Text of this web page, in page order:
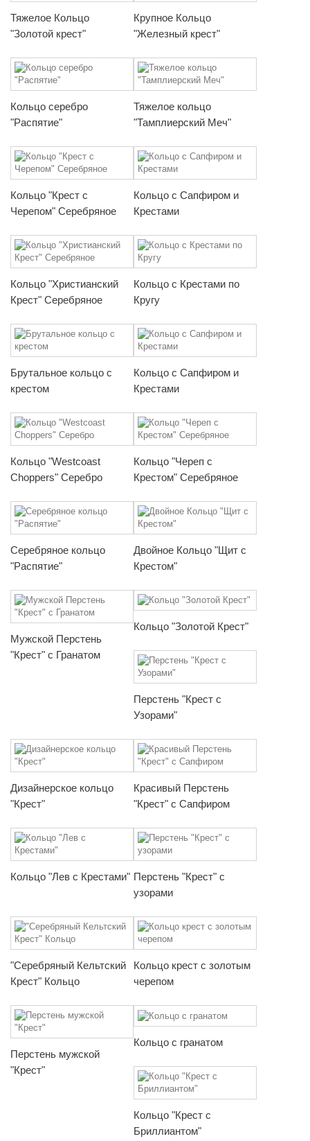
Тяжелое Кольцо
"Золотой крест"
Крупное Кольцо
"Железный крест"
Кольцо серебро
"Распятие"
Тяжелое кольцо
"Тамплиерский Меч"
Кольцо "Крест с
Черепом" Серебряное
Кольцо с Сапфиром и
Крестами
Кольцо "Христианский
Крест" Серебряное
Кольцо с Крестами по
Кругу
Брутальное кольцо с
крестом
Кольцо с Сапфиром и
Крестами
Кольцо "Westcoast
Choppers" Серебро
Кольцо "Череп с
Крестом" Серебряное
Серебряное кольцо
"Распятие"
Двойное Кольцо "Щит с
Крестом"
Мужской Перстень
"Крест" с Гранатом
Кольцо "Золотой Крест"
Перстень "Крест с
Узорами"
Дизайнерское кольцо
"Крест"
Красивый Перстень
"Крест" с Сапфиром
Кольцо "Лев с Крестами" Перстень "Крест" с
узорами
"Серебряный Кельтский
Крест" Кольцо
Кольцо крест с золотым
черепом
Перстень мужской
"Крест"
Кольцо с гранатом
Кольцо "Крест с
Бриллиантом"